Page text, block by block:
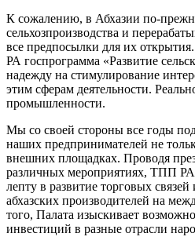
К сожалению, в Абхазии по-
сельхозпроизводства и
все предпосылки для их
РА госпрограмма «Развитие
надежду на стимулирование
этим сферам деятельности.
промышленности.
Мы со своей стороны все годы
наших предпринимателей не
внешних площадках. Проводя
различных мероприятиях, ТПП
лепту в развитие торговых
абхазских производителей на
того, Палата изыскивает
инвестиций в разные отрасли